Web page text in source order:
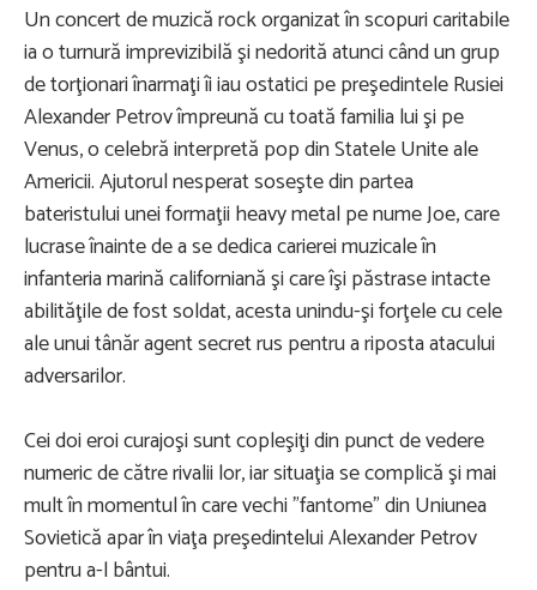
Un concert de muzică rock organizat în scopuri caritabile
ia o turnură imprevizibilă şi nedorită atunci când un grup
de torţionari înarmaţi îi iau ostatici pe preşedintele Rusiei
Alexander Petrov împreună cu toată familia lui şi pe
Venus, o celebră interpretă pop din Statele Unite ale
Americii. Ajutorul nesperat soseşte din partea
bateristului unei formaţii heavy metal pe nume Joe, care
lucrase înainte de a se dedica carierei muzicale în
infanteria marină californiană şi care îşi păstrase intacte
abilităţile de fost soldat, acesta unindu-şi forţele cu cele
ale unui tânăr agent secret rus pentru a riposta atacului
adversarilor.
Cei doi eroi curajoşi sunt copleşiţi din punct de vedere
numeric de către rivalii lor, iar situaţia se complică şi mai
mult în momentul în care vechi "fantome" din Uniunea
Sovietică apar în viaţa preşedintelui Alexander Petrov
pentru a-l bântui.